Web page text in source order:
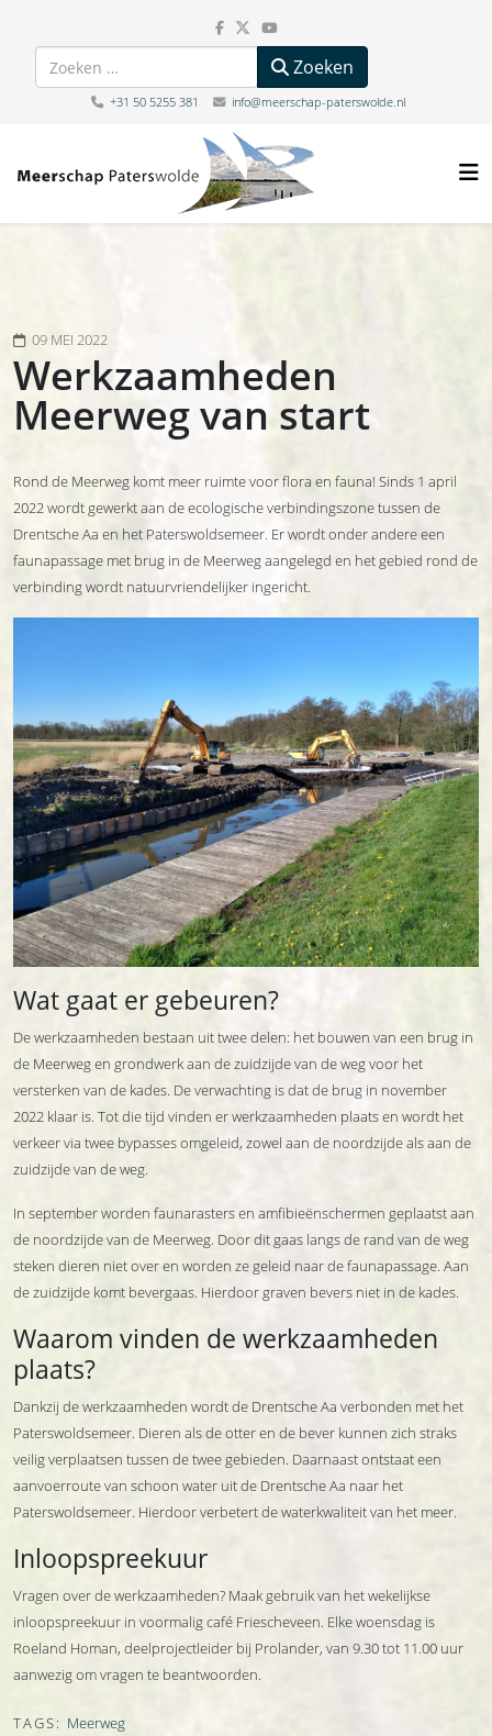
Zoeken Zoeken
+31 50 5255 381 info@meerschap-paterswolde.nl
09 MEI 2022
Werkzaamheden
Meerweg van start
Rond de Meerweg komt meer ruimte voor flora en fauna! Sinds 1 april
2022 wordt gewerkt aan de ecologische verbindingszone tussen de
Drentsche Aa en het Paterswoldsemeer. Er wordt onder andere een
faunapassage met brug in de Meerweg aangelegd en het gebied rond de
verbinding wordt natuurvriendelijker ingericht.
Wat gaat er gebeuren?
De werkzaamheden bestaan uit twee delen: het bouwen van een brug in
de Meerweg en grondwerk aan de zuidzijde van de weg voor het
versterken van de kades. De verwachting is dat de brug in november
2022 klaar is. Tot die tijd vinden er werkzaamheden plaats en wordt het
verkeer via twee bypasses omgeleid, zowel aan de noordzijde als aan de
zuidzijde van de weg.
In september worden faunarasters en amfibieënschermen geplaatst aan
de noordzijde van de Meerweg. Door dit gaas langs de rand van de weg
steken dieren niet over en worden ze geleid naar de faunapassage. Aan
de zuidzijde komt bevergaas. Hierdoor graven bevers niet in de kades.
Waarom vinden de werkzaamheden
plaats?
Dankzij de werkzaamheden wordt de Drentsche Aa verbonden met het
Paterswoldsemeer. Dieren als de otter en de bever kunnen zich straks
veilig verplaatsen tussen de twee gebieden. Daarnaast ontstaat een
aanvoerroute van schoon water uit de Drentsche Aa naar het
Paterswoldsemeer. Hierdoor verbetert de waterkwaliteit van het meer.
Inloopspreekuur
Vragen over de werkzaamheden? Maak gebruik van het wekelijkse
inloopspreekuur in voormalig café Friescheveen. Elke woensdag is
Roeland Homan, deelprojectleider bij Prolander, van 9.30 tot 11.00 uur
aanwezig om vragen te beantwoorden.
TAGS: Meerweg